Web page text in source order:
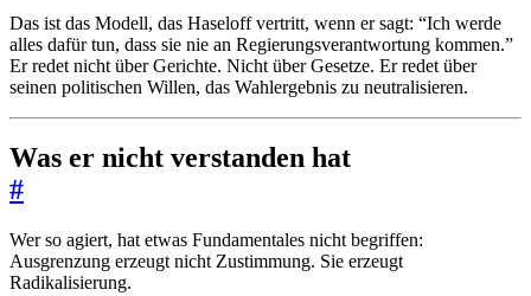
Das ist das Modell, das Haseloff vertritt, wenn er sagt: “Ich werde
alles dafür tun, dass sie nie an Regierungsverantwortung kommen.”
Er redet nicht über Gerichte. Nicht über Gesetze. Er redet über
seinen politischen Willen, das Wahlergebnis zu neutralisieren.
Was er nicht verstanden hat
#
Wer so agiert, hat etwas Fundamentales nicht begriffen:
Ausgrenzung erzeugt nicht Zustimmung. Sie erzeugt
Radikalisierung.